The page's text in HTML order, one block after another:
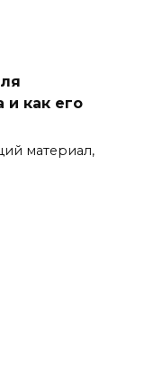
и как его
материал,